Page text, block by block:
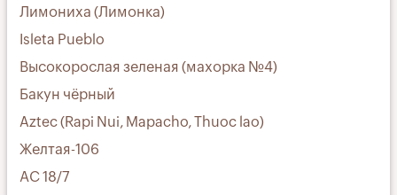
Лимониха (Лимонка)
Isleta Pueblo
Высокорослая зеленая (махорка №4)
Бакун чёрный
Aztec (Rapi Nui, Mapacho, Thuoc lao)
Желтая-106
АС 18/7